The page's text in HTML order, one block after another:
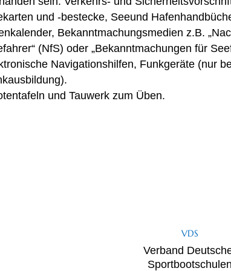
und -bestecke, Seeund
Bekanntmachungsmedien z.B.
(NfS) oder „Bekanntmachungen für
Navigationshilfen, Funkgeräte (nur
und Tauwerk zum Üben.
VDS
Verband
Sportbootschulen